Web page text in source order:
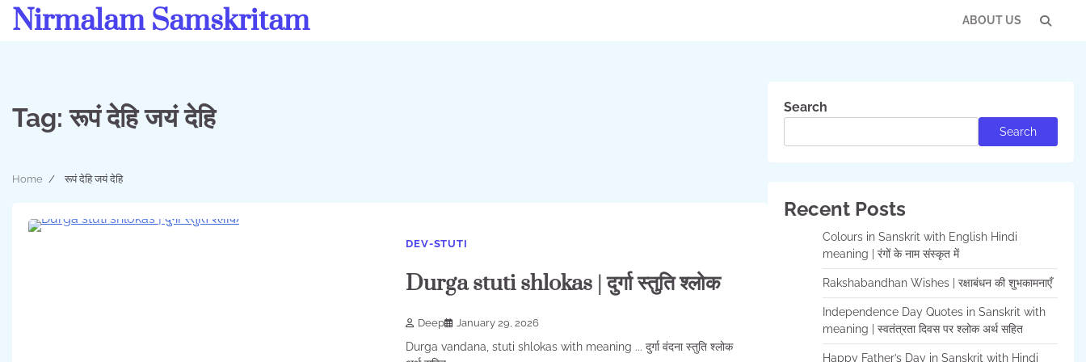
SkipNirmalam Samskritam ABOUT US
Tag:रूपं देहि जयं देहि
Home रूपं देहि जयं देहि
DEV-STUTI
Durga stuti shlokas | दुर्गा स्तुति श्लोक
Deep January 29, 2026
Durga vandana, stuti shlokas with meaning ... दुर्गा वंदना स्तुति श्लोक
Search
Search
Recent Posts
Colours in Sanskrit with English Hindi
meaning | रंगों के नाम संस्कृत में
Rakshabandhan Wishes | रक्षाबंधन की शुभकामनाएँ
Independence Day Quotes in Sanskrit with
meaning | स्वतंत्रता दिवस पर श्लोक अर्थ सहित
Happy Father’s Day in Sanskrit with Hindi